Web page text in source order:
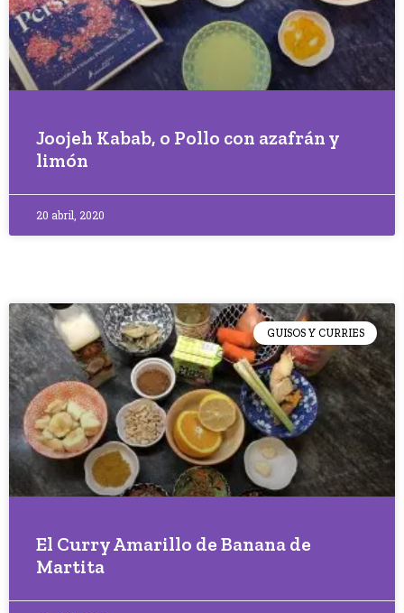
Joojeh Kabab, o Pollo con azafrán y
limón
20 abril, 2020
GUISOS Y CURRIES
El Curry Amarillo de Banana de
Martita